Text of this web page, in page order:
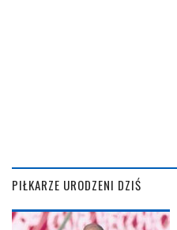
PIŁKARZE URODZENI DZIŚ